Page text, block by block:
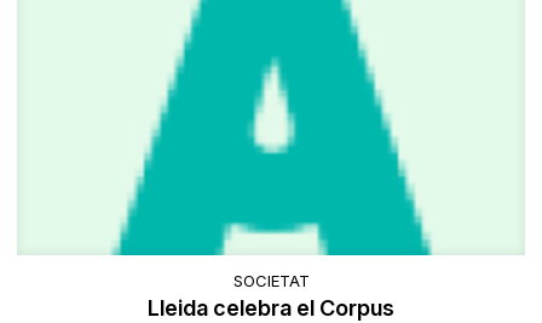
SOCIETAT
Lleida celebra el Corpus